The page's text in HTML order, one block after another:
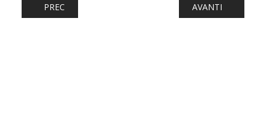
ARTICOLO PRECEDENTE: ELIZABETH LINE, PRONTO IL
PREC ARTICOLO
AVANTI